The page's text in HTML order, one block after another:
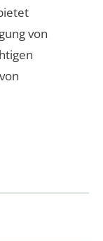
von